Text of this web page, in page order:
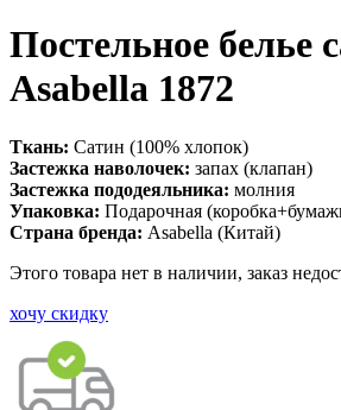
Постельное белье
Asabella 1872
Ткань: Сатин (100% хлопок)
Застежка наволочек: запах (клапан)
Застежка пододеяльника: молния
Упаковка: Подарочная
Страна бренда: Asabella (Китай)
Этого товара нет в наличии, заказ
хочу скидку